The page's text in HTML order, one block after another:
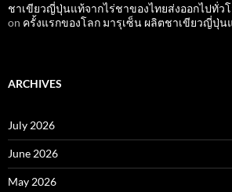
ชาเขียวญี่ปุ่นแท้จากไร่ชาของไทยส่งออกไปทั่ว
on ครั้งแรกของโลก มารุเซ็น ผลิตชาเขียวญี่ปุ่น
ARCHIVES
July 2026
June 2026
May 2026